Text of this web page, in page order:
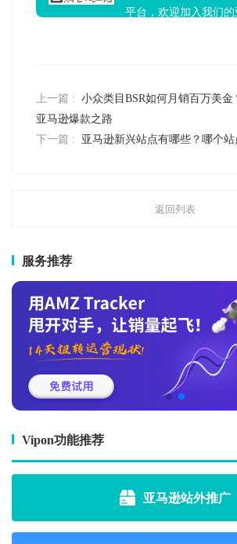
平台，欢迎加入我们
上一篇 : 小众类目BSR如何月销百万美金
亚马逊爆款之路
下一篇 :
亚马逊新兴站点有哪些？哪个站
返回列表
服务推荐
Vipon功能推荐
亚马逊站外推广